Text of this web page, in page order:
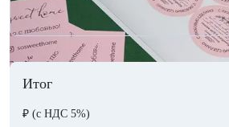
Итог
₽ (с НДС 5%)